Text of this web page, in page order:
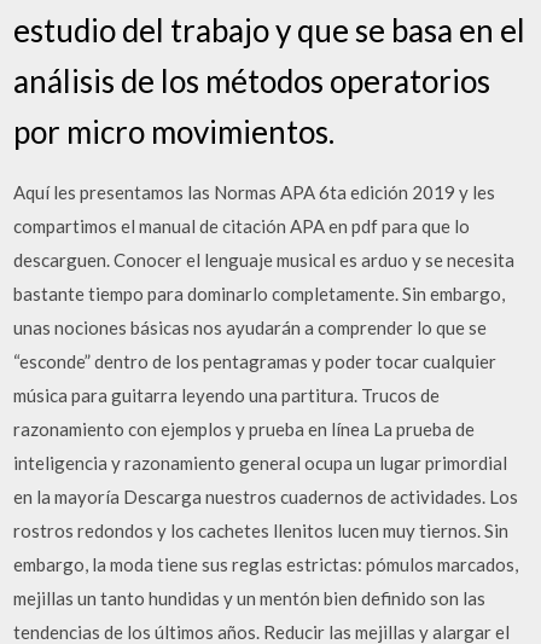
estudio del trabajo y que se basa en el
análisis de los métodos operatorios
por micro movimientos.
Aquí les presentamos las Normas APA 6ta edición 2019 y les
compartimos el manual de citación APA en pdf para que lo
descarguen. Conocer el lenguaje musical es arduo y se necesita
bastante tiempo para dominarlo completamente. Sin embargo,
unas nociones básicas nos ayudarán a comprender lo que se
“esconde” dentro de los pentagramas y poder tocar cualquier
música para guitarra leyendo una partitura. Trucos de
razonamiento con ejemplos y prueba en línea La prueba de
inteligencia y razonamiento general ocupa un lugar primordial
en la mayoría Descarga nuestros cuadernos de actividades. Los
rostros redondos y los cachetes llenitos lucen muy tiernos. Sin
embargo, la moda tiene sus reglas estrictas: pómulos marcados,
mejillas un tanto hundidas y un mentón bien definido son las
tendencias de los últimos años. Reducir las mejillas y alargar el